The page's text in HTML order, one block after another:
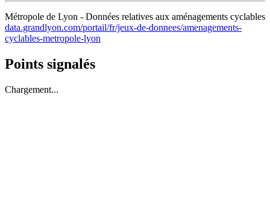
Métropole de Lyon - Données relatives aux aménagements cyclables
data.grandlyon.com/portail/fr/jeux-de-donnees/amenagements-
cyclables-metropole-lyon
Points signalés
Chargement...